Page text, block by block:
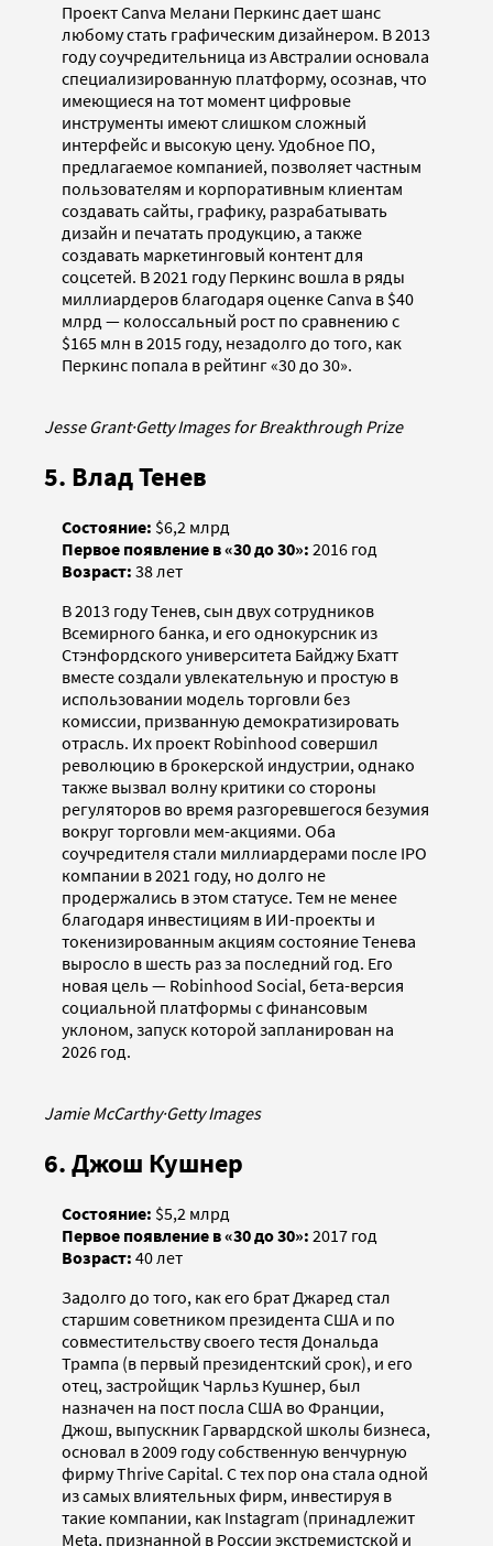
Проект Canva Мелани Перкинс дает шанс
любому стать графическим дизайнером. В 2013
году соучредительница из Австралии основала
специализированную платформу, осознав, что
имеющиеся на тот момент цифровые
инструменты имеют слишком сложный
интерфейс и высокую цену. Удобное ПО,
предлагаемое компанией, позволяет частным
пользователям и корпоративным клиентам
создавать сайты, графику, разрабатывать
дизайн и печатать продукцию, а также
создавать маркетинговый контент для
соцсетей. В 2021 году Перкинс вошла в ряды
миллиардеров благодаря оценке Canva в $40
млрд — колоссальный рост по сравнению с
$165 млн в 2015 году, незадолго до того, как
Перкинс попала в рейтинг «30 до 30».
Jesse Grant·Getty Images for Breakthrough Prize
5. Влад Тенев
Состояние: $6,2 млрд
Первое появление в «30 до 30»: 2016 год
Возраст: 38 лет
В 2013 году Тенев, сын двух сотрудников
Всемирного банка, и его однокурсник из
Стэнфордского университета Байджу Бхатт
вместе создали увлекательную и простую в
использовании модель торговли без
комиссии, призванную демократизировать
отрасль. Их проект Robinhood совершил
революцию в брокерской индустрии, однако
также вызвал волну критики со стороны
регуляторов во время разгоревшегося безумия
вокруг торговли мем-акциями. Оба
соучредителя стали миллиардерами после IPO
компании в 2021 году, но долго не
продержались в этом статусе. Тем не менее
благодаря инвестициям в ИИ-проекты и
токенизированным акциям состояние Тенева
выросло в шесть раз за последний год. Его
новая цель — Robinhood Social, бета-версия
социальной платформы с финансовым
уклоном, запуск которой запланирован на
2026 год.
Jamie McCarthy·Getty Images
6. Джош Кушнер
Состояние: $5,2 млрд
Первое появление в «30 до 30»: 2017 год
Возраст: 40 лет
Задолго до того, как его брат Джаред стал
старшим советником президента США и по
совместительству своего тестя Дональда
Трампа (в первый президентский срок), и его
отец, застройщик Чарльз Кушнер, был
назначен на пост посла США во Франции,
Джош, выпускник Гарвардской школы бизнеса,
основал в 2009 году собственную венчурную
фирму Thrive Capital. С тех пор она стала одной
из самых влиятельных фирм, инвестируя в
такие компании, как Instagram (принадлежит
Meta, признанной в России экстремистской и